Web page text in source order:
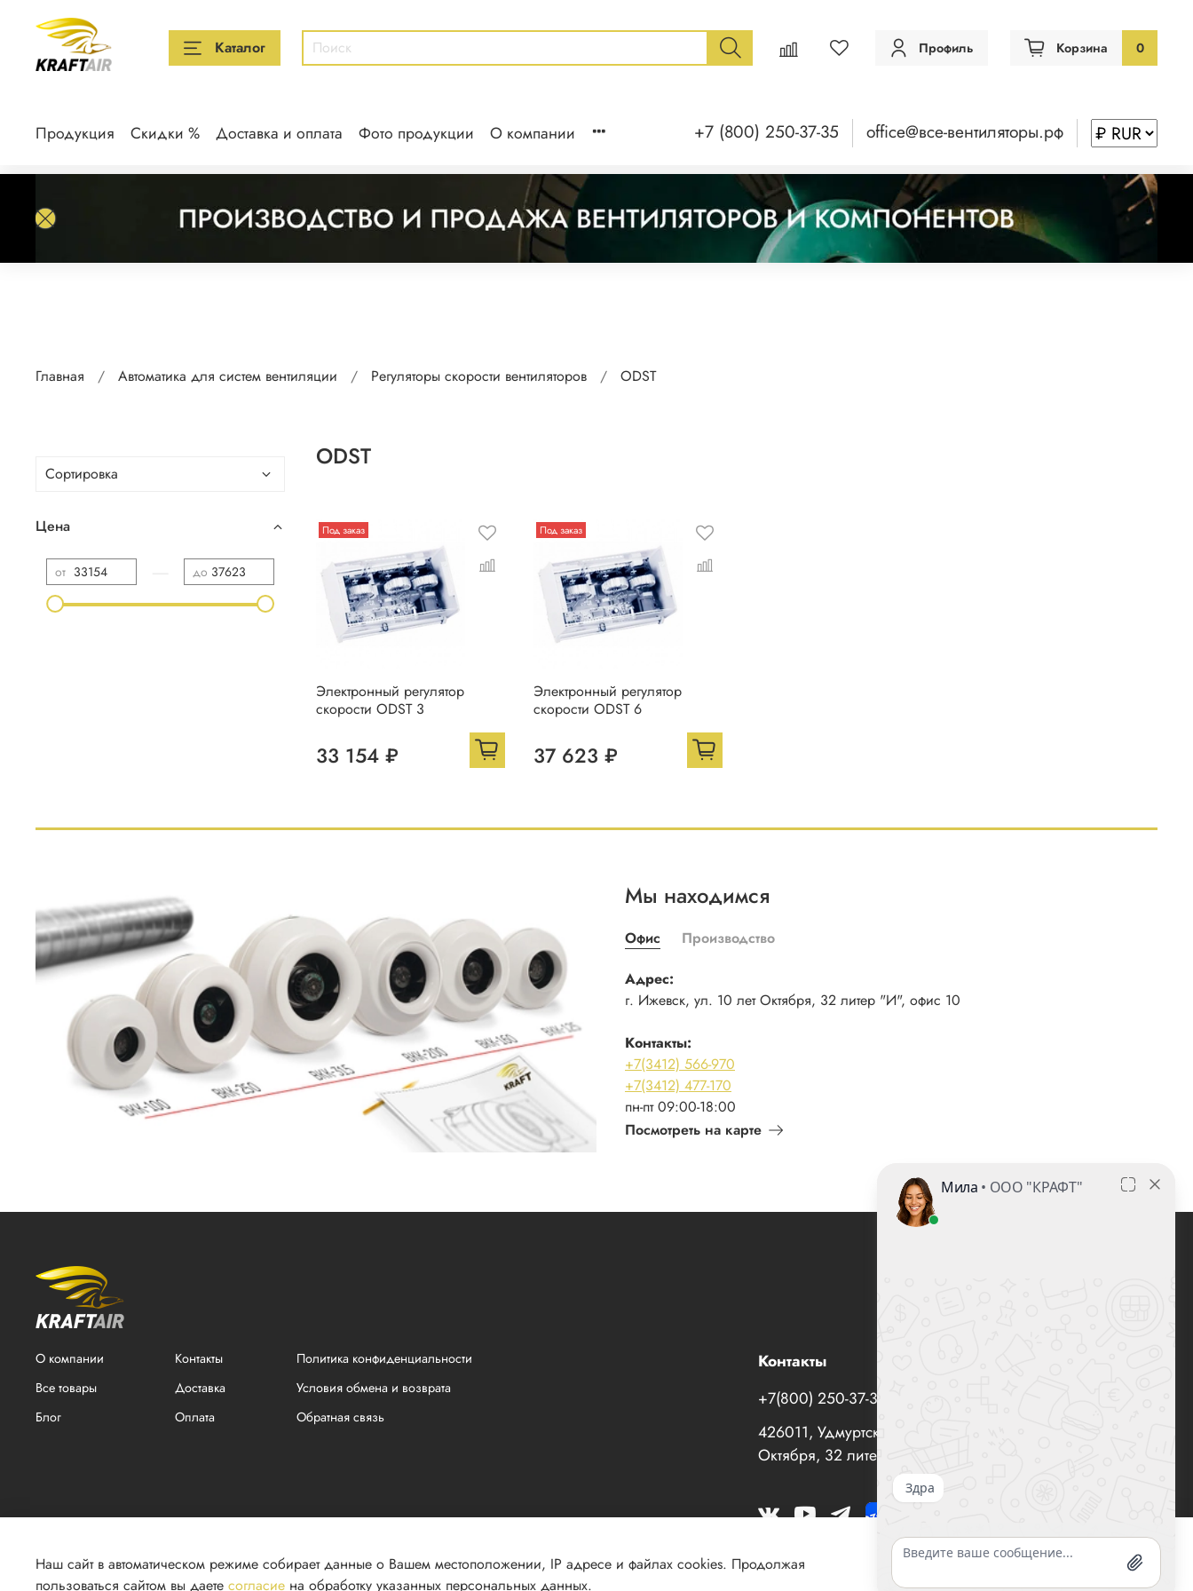
Каталог Профиль Корзина 0
Продукция Скидки % Доставка и оплата Фото продукции О компании +7 (800) 250-37-35 office@все-вентиляторы.рф
Главная Автоматика для систем вентиляции Регуляторы скорости вентиляторов ODST
ODST
Под заказ
Электронный регулятор
скорости ODST 3
33 154 ₽
Под заказ
Электронный регулятор
скорости ODST 6
37 623 ₽
Цена
от до
Мы находимся
Офис Производство
Адрес:
г. Ижевск, ул. 10 лет Октября, 32 литер "И", офис 10
Контакты:
+7(3412) 566-970
+7(3412) 477-170
пн-пт 09:00-18:00
Посмотреть на карте
О компании
Все товары
Блог
Контакты
Доставка
Оплата
Политика конфиденциальности
Условия обмена и возврата
Обратная связь
Контакты
+7(800) 250-37-35
426011, Удмуртская Республика, г. Ижевск, ул. 10 лет
Октября, 32 литер "И", офис 10
Наш сайт в автоматическом режиме собирает данные о Вашем местоположении, IP адресе и файлах cookies. Продолжая
пользоваться сайтом вы даете согласие на обработку указанных персональных данных.